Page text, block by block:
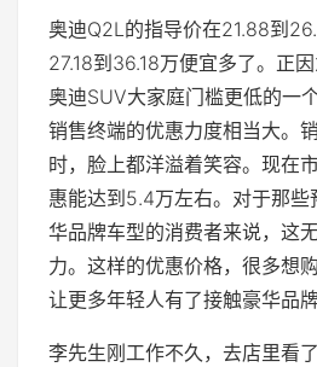
奥迪Q2L的指导价在21.88到
27.18到36.18万便宜多了。正
奥迪SUV大家庭门槛更低的一
销售终端的优惠力度相当大。
时，脸上都洋溢着笑容。现在
惠能达到5.4万左右。对于那些
华品牌车型的消费者来说，这
力。这样的优惠价格，很多想
让更多年轻人有了接触豪华品牌
李先生刚工作不久，去店里看